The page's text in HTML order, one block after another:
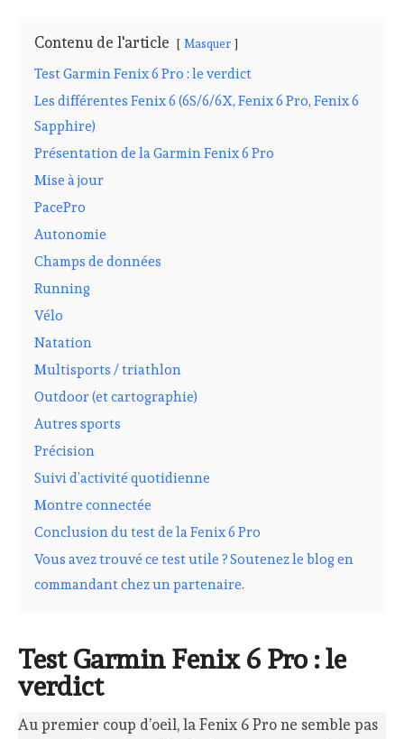
Contenu de l'article Masquer
Test Garmin Fenix 6 Pro : le verdict
Les différentes Fenix 6 (6S/6/6X, Fenix 6 Pro, Fenix 6
Sapphire)
Présentation de la Garmin Fenix 6 Pro
Mise à jour
PacePro
Autonomie
Champs de données
Running
Vélo
Natation
Multisports / triathlon
Outdoor (et cartographie)
Autres sports
Précision
Suivi d’activité quotidienne
Montre connectée
Conclusion du test de la Fenix 6 Pro
Vous avez trouvé ce test utile ? Soutenez le blog en
commandant chez un partenaire.
Test Garmin Fenix 6 Pro : le
verdict
Au premier coup d’oeil, la Fenix 6 Pro ne semble pas